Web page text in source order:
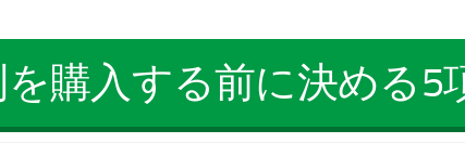
購入する前に決める5